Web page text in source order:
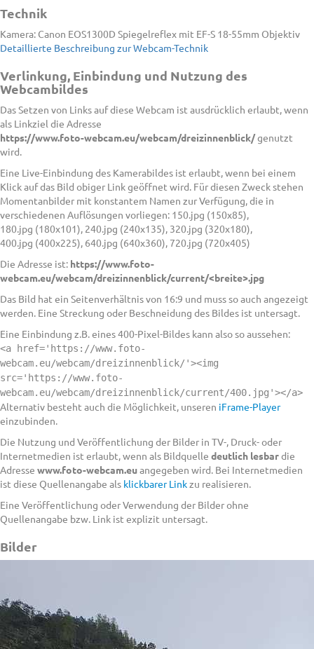
Technik
Kamera: Canon EOS1300D Spiegelreflex mit EF-S 18-55mm Objektiv
Detaillierte Beschreibung zur Webcam-Technik
Verlinkung, Einbindung und Nutzung des
Webcambildes
Das Setzen von Links auf diese Webcam ist ausdrücklich erlaubt, wenn
als Linkziel die Adresse
https://www.foto-webcam.eu/webcam/dreizinnenblick/genutzt
wird.
Eine Live-Einbindung des Kamerabildes ist erlaubt, wenn bei einem
Klick auf das Bild obiger Link geöffnet wird. Für diesen Zweck stehen
Momentanbilder mit konstantem Namen zur Verfügung, die in
verschiedenen Auflösungen vorliegen: 150.jpg (150x85),
180.jpg (180x101), 240.jpg (240x135), 320.jpg (320x180),
400.jpg (400x225), 640.jpg (640x360), 720.jpg (720x405)
Die Adresse ist: https://www.foto-
webcam.eu/webcam/dreizinnenblick/current/<breite>.jpg
Das Bild hat ein Seitenverhältnis von 16:9 und muss so auch angezeigt
werden. Eine Streckung oder Beschneidung des Bildes ist untersagt.
Eine Einbindung z.B. eines 400-Pixel-Bildes kann also so aussehen:
<a href='https://www.foto-
webcam.eu/webcam/dreizinnenblick/'><img
src='https://www.foto-
webcam.eu/webcam/dreizinnenblick/current/400.jpg'></a>
Alternativ besteht auch die Möglichkeit, unseren iFrame-Player
einzubinden.
Die Nutzung und Veröffentlichung der Bilder in TV-, Druck- oder
Internetmedien ist erlaubt, wenn als Bildquelle deutlich lesbardie
Adresse www.foto-webcam.euangegeben wird. Bei Internetmedien
ist diese Quellenangabe als klickbarer Linkzu realisieren.
Eine Veröffentlichung oder Verwendung der Bilder ohne
Quellenangabe bzw. Link ist explizit untersagt.
Bilder